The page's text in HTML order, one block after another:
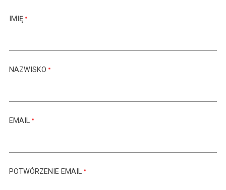
IMIĘ
NAZWISKO
EMAIL
POTWÓRZENIE EMAIL